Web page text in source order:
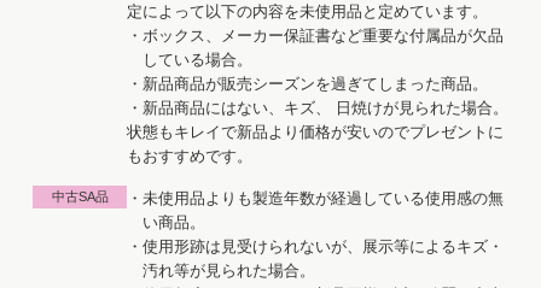
定によって以下の内容を未使用品と定めています。
・ボックス、メーカー保証書など重要な付属品が欠品
している場合。
・新品商品が販売シーズンを過ぎてしまった商品。
・新品商品にはない、キズ、 日焼けが見られた場合。
状態もキレイで新品より価格が安いのでプレゼントに
もおすすめです。
中古SA品
・未使用品よりも製造年数が経過している使用感の無
い商品。
・使用形跡は見受けられないが、展示等によるキズ・
汚れ等が見られた場合。